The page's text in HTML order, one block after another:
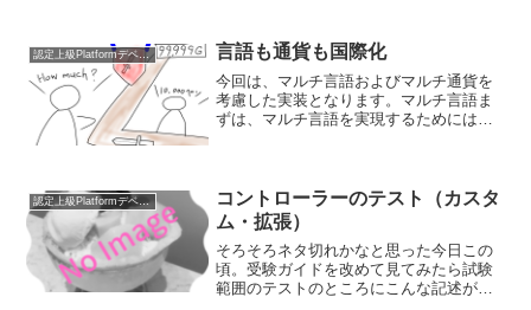
す。インタフェー...
認定上級Platformデベロッパー 言語も通貨も国際化
今回は、マルチ言語およびマルチ通貨を
考慮した実装となります。マルチ言語ま
ずは、マルチ言語を実現するためには、
定→組織プロファイ...
認定上級Platformデベロッパー
コントローラーのテスト（カスタ
ム・拡張）
そろそろネタ切れかなと思った今日この
頃。受験ガイドを改めて見てみたら試験
範囲のテストのところにこんな記述が。